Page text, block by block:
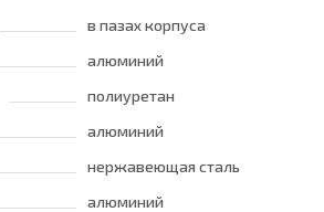
в пазах корпуса
алюминий
полиуретан
алюминий
нержавеющая сталь
алюминий